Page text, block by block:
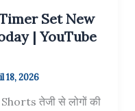
Set New
| YouTube
18, 2026
तेजी से लोगों की